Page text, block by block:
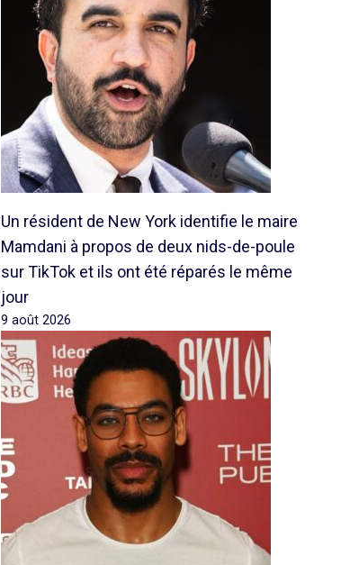
Un résident de New York identifie le maire
Mamdani à propos de deux nids-de-poule
sur TikTok et ils ont été réparés le même
jour
9 août 2026